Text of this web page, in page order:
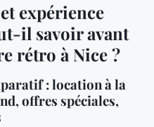
expérience
il savoir avant
rétro à Nice ?
: location à la
offres spéciales,